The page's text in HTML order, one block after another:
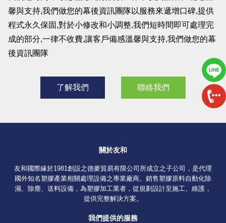
馨與支持,我們做您的幕後資訊團隊以服務來遞增口碑,提供
程式永久保固,對於小修改和小調整,我們短時間即可處理完
成的部分,一律不收費,讓客戶備感溫馨與支持,我們做您的幕
後資訊團隊
了解我們 聯絡我們
關於友和
友和國際緣於1981創設之德麥貿易有限公司所成立之子公司，是代理
國外知名塑膠產業相關處理設備之專業廠商。銷售塑膠原料自動化除
濕、除塵、送料設備，為塑膠加工業者，從規劃設計至施工、維護，
提供完整解決方案。
我們提供的服務